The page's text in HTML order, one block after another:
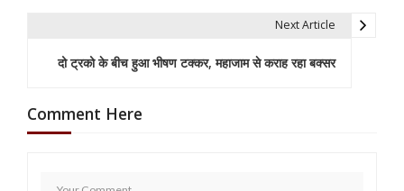
v
i
Next Article
दो ट्रको के बीच हुआ भीषण टक्कर, महाजाम से कराह रहा बक्सर
Comment Here